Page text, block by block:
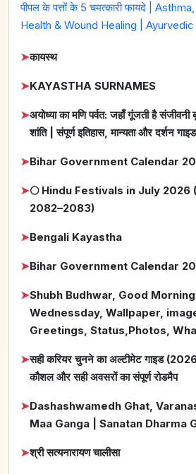
पीपल के पत्तों के 5 चमत्कारी फायदे |
Health & Wound Healing | Ayurvedic
➤कायस्थ
➤KAYASTHA SURNAMES
➤अयोध्या का मणि पर्वत: जहाँ गूंजती है
शांति | संपूर्ण इतिहास, मान्यता और दर्शन गाइड
➤Bihar Government Calendar
➤🌕 Hindu Festivals in July 2026
2082–2083)
➤Bengali Kayastha
➤Bihar Government Calendar
➤Shubh Budhwar, Good
Wednessday, Wallpaper,
Greetings, Status,Photos,
➤सही करियर चुनने का अल्टीमेट गाइड
कौशल और सही अवसरों का संपूर्ण रोडमैप
➤Dashashwamedh Ghat,
Maa Ganga | Sanatan Dharma
➤श्री सत्यनारायण चालीसा